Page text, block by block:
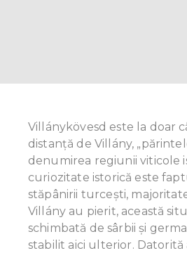
Villánykövesd este la doar
distanță de Villány,
denumirea regiunii viticole
curiozitate istorică este
stăpânirii turcești,
Villány au pierit, această
schimbată de sârbii și
stabilit aici ulterior.